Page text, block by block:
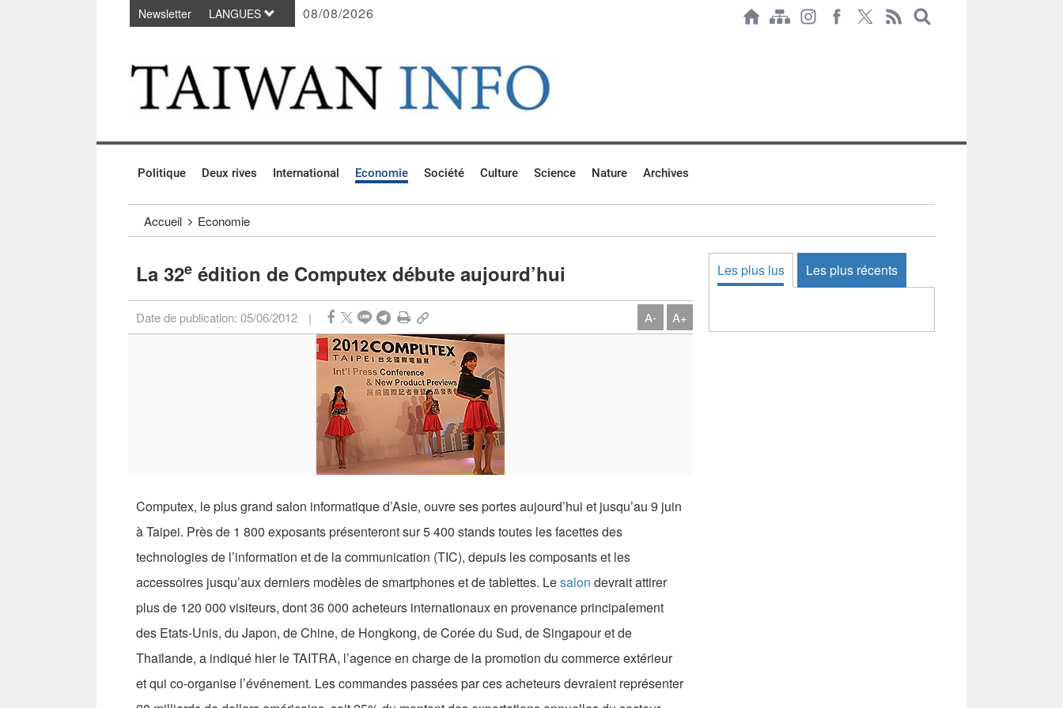
Passer au contenu principal
Newsletter LANGUES 08/08/2026
Politique Deux rives International Economie Société Culture Science Nature Archives
Accueil Economie
La 32e édition de Computex débute aujourd’hui
Date de publication: 05/06/2012 | A- A+
Computex, le plus grand salon informatique d’Asie, ouvre ses portes aujourd’hui et jusqu’au 9 juin
à Taipei. Près de 1 800 exposants présenteront sur 5 400 stands toutes les facettes des
technologies de l’information et de la communication (TIC), depuis les composants et les
accessoires jusqu’aux derniers modèles de smartphones et de tablettes. Lesalon devrait attirer
plus de 120 000 visiteurs, dont 36 000 acheteurs internationaux en provenance principalement
des Etats-Unis, du Japon, de Chine, de Hongkong, de Corée du Sud, de Singapour et de
Thaïlande, a indiqué hier le TAITRA, l’agence en charge de la promotion du commerce extérieur
et qui co-organise l’événement. Les commandes passées par ces acheteurs devraient représenter
Les plus lus Les plus récents